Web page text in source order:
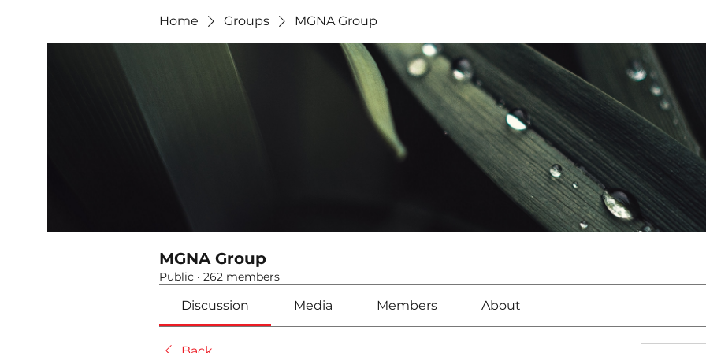
Home Groups MGNA Group
MGNA Group
Public · 262 members
Discussion Media Members About